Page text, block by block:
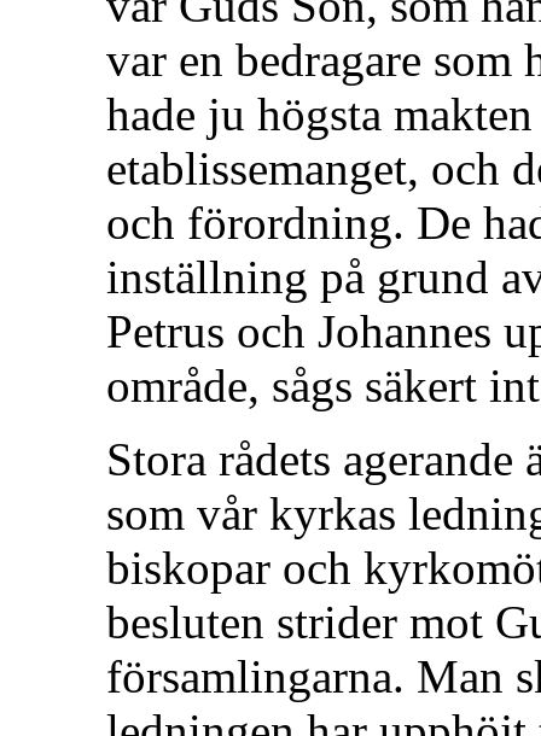
var en bedragare som
hade ju högsta
etablissemanget, och
och förordning. De
inställning på grund
Petrus och Johannes
område, sågs säkert
Stora rådets agerande
som vår kyrkas
biskopar och
besluten strider mot
församlingarna. Man